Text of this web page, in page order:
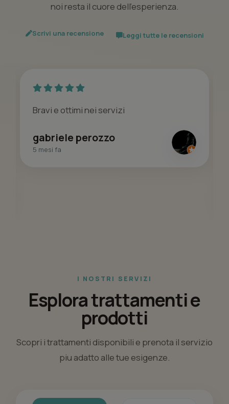
noi resta il cuore dell’esperienza.
Scrivi una recensione Leggi tutte le recensioni
Bravi e ottimi nei servizi
gabriele perozzo
5 mesi fa
I NOSTRI SERVIZI
Esplora trattamenti e
prodotti
Scopri i trattamenti disponibili e prenota il servizio
piu adatto alle tue esigenze.